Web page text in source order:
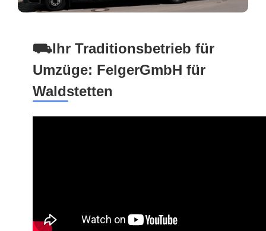
⛟Ihr Traditionsbetrieb für
Umzüge: FelgerGmbH für
Waldstetten